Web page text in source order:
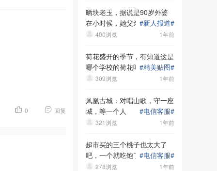
0 回复
晒块老玉，据说是90岁外婆
在小时候，她父亲送的！大家
看看呢
#新人报道#
1年前
400浏览
荷花盛开的季节，有知道这是
哪个学校的荷花吗#精美贴图#
1年前
309浏览
凤凰古城：对唱山歌，守一座
城，等一个人
#电信客服#
1年前
321浏览
超市买的三个桃子也太大了
吧，一个就吃饱了，哈哈
#电信客服#
1年前
278浏览